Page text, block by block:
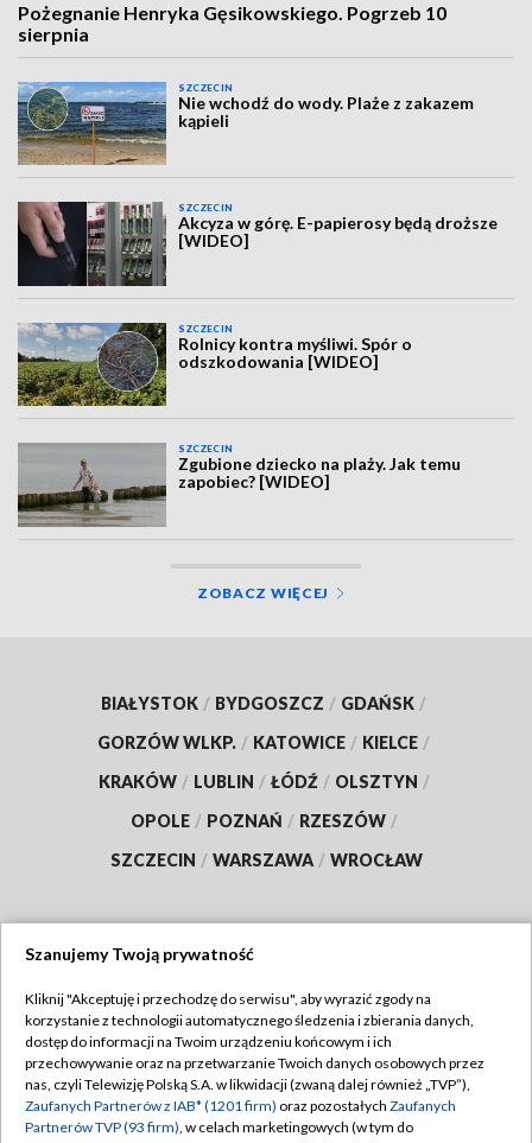
Pożegnanie Henryka Gęsikowskiego. Pogrzeb 10
sierpnia
SZCZECIN
Nie wchodź do wody. Plaże z zakazem
kąpieli
SZCZECIN
Akcyza w górę. E-papierosy będą droższe
[WIDEO]
SZCZECIN
Rolnicy kontra myśliwi. Spór o
odszkodowania [WIDEO]
SZCZECIN
Zgubione dziecko na plaży. Jak temu
zapobiec? [WIDEO]
ZOBACZ WIĘCEJ
BIAŁYSTOK / BYDGOSZCZ / GDAŃSK /
GORZÓW WLKP. / KATOWICE / KIELCE /
KRAKÓW / LUBLIN / ŁÓDŹ / OLSZTYN /
OPOLE / POZNAŃ / RZESZÓW /
SZCZECIN / WARSZAWA / WROCŁAW
TVP
Abonament TVP
Emisja w TVP
Regulamin TVP
Polityka prywatności
Szanujemy Twoją prywatność
Kliknij "Akceptuję i przechodzę do serwisu", aby wyrazić zgody na
korzystanie z technologii automatycznego śledzenia i zbierania danych,
dostęp do informacji na Twoim urządzeniu końcowym i ich
przechowywanie oraz na przetwarzanie Twoich danych osobowych przez
nas, czyli Telewizję Polską S.A. w likwidacji (zwaną dalej również „TVP”),
Zaufanych Partnerów z IAB* (1201 firm) oraz pozostałych Zaufanych
Partnerów TVP (93 firm), w celach marketingowych (w tym do